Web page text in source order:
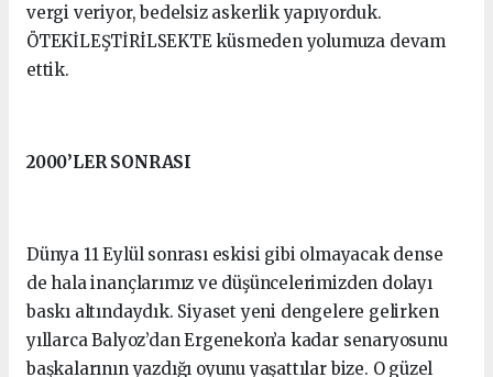
vergi veriyor, bedelsiz askerlik yapıyorduk.
ÖTEKİLEŞTİRİLSEKTE küsmeden yolumuza devam
ettik.
2000’LER SONRASI
Dünya 11 Eylül sonrası eskisi gibi olmayacak dense
de hala inançlarımız ve düşüncelerimizden dolayı
baskı altındaydık. Siyaset yeni dengelere gelirken
yıllarca Balyoz’dan Ergenekon’a kadar senaryosunu
başkalarının yazdığı oyunu yaşattılar bize. O güzel